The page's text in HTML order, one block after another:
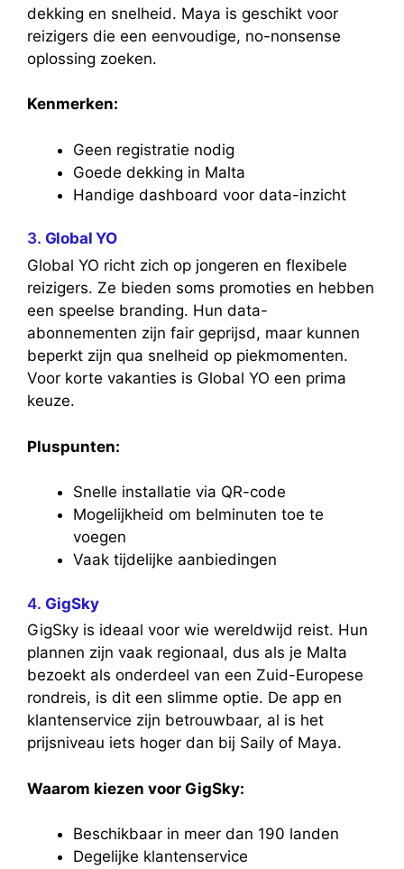
dekking en snelheid. Maya is geschikt voor
reizigers die een eenvoudige, no-nonsense
oplossing zoeken.
Kenmerken:
Geen registratie nodig
Goede dekking in Malta
Handige dashboard voor data-inzicht
3. Global YO
Global YO richt zich op jongeren en flexibele
reizigers. Ze bieden soms promoties en hebben
een speelse branding. Hun data-
abonnementen zijn fair geprijsd, maar kunnen
beperkt zijn qua snelheid op piekmomenten.
Voor korte vakanties is Global YO een prima
keuze.
Pluspunten:
Snelle installatie via QR-code
Mogelijkheid om belminuten toe te
voegen
Vaak tijdelijke aanbiedingen
4. GigSky
GigSky is ideaal voor wie wereldwijd reist. Hun
plannen zijn vaak regionaal, dus als je Malta
bezoekt als onderdeel van een Zuid-Europese
rondreis, is dit een slimme optie. De app en
klantenservice zijn betrouwbaar, al is het
prijsniveau iets hoger dan bij Saily of Maya.
Waarom kiezen voor GigSky:
Beschikbaar in meer dan 190 landen
Degelijke klantenservice